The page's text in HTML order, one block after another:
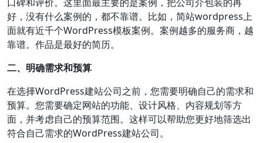
好，没有什么案例的，都不靠谱。比如，简站wordpress上
面就有近千个WordPress模板案例。案例越多的服务商，越
靠谱。作品是最好的简历。
二、明确需求和预算
在选择WordPress建站公司之前，您需要明确自己的需求和
预算。您需要确定网站的功能、设计风格、内容规划等方
面，并考虑自己的预算范围。这样可以帮助您更好地筛选出
符合自己需求的WordPress建站公司。